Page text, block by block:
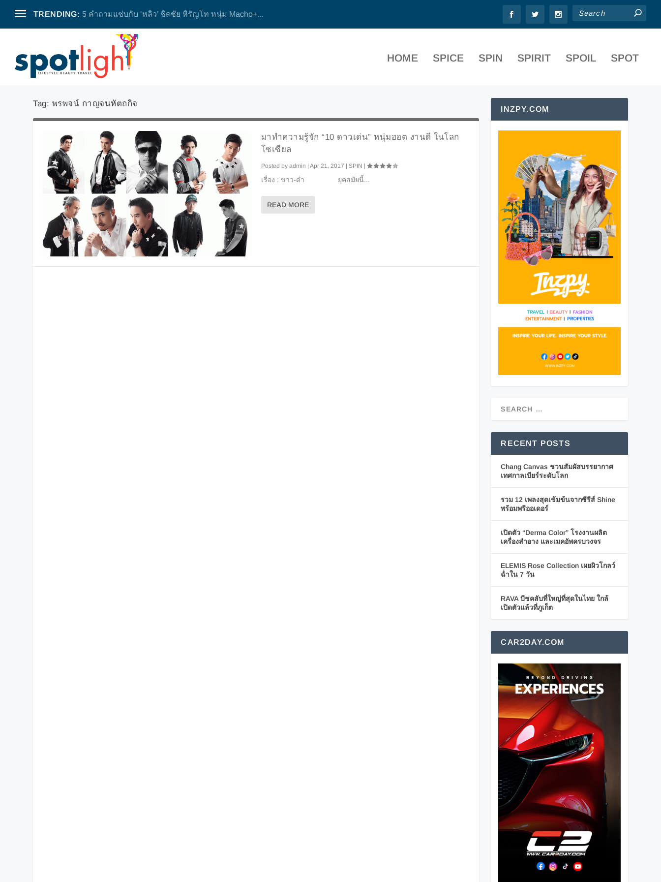
TRENDING: 5 คำถามแซ่บกับ ‘หลิว’ ชิดชัย หิรัญโท หนุ่ม Macho+...
HOME SPICE SPIN SPIRIT SPOIL SPOT
Tag: พรพจน์ กาญจนหัตถกิจ
มาทำความรู้จัก “10 ดาวเด่น” หนุ่มฮอต งานดี ในโลก
โซเซียล
Posted by admin | Apr 21, 2017 | SPIN |
เรื่อง : ขาว-ดำ ยุคสมัยนี้...
READ MORE
INZPY.COM
RECENT POSTS
Chang Canvas ชวนสัมผัสบรรยากาศ
เทศกาลเบียร์ระดับโลก
รวม 12 เพลงสุดเข้มข้นจากซีรีส์ Shine
พร้อมพรีออเดอร์
เปิดตัว “Derma Color” โรงงานผลิต
เครื่องสำอาง และเมคอัพครบวงจร
ELEMIS Rose Collection เผยผิวโกลว์
ฉ่ำใน 7 วัน
RAVA บีชคลับที่ใหญ่ที่สุดในไทย ใกล้
เปิดตัวแล้วที่ภูเก็ต
CAR2DAY.COM